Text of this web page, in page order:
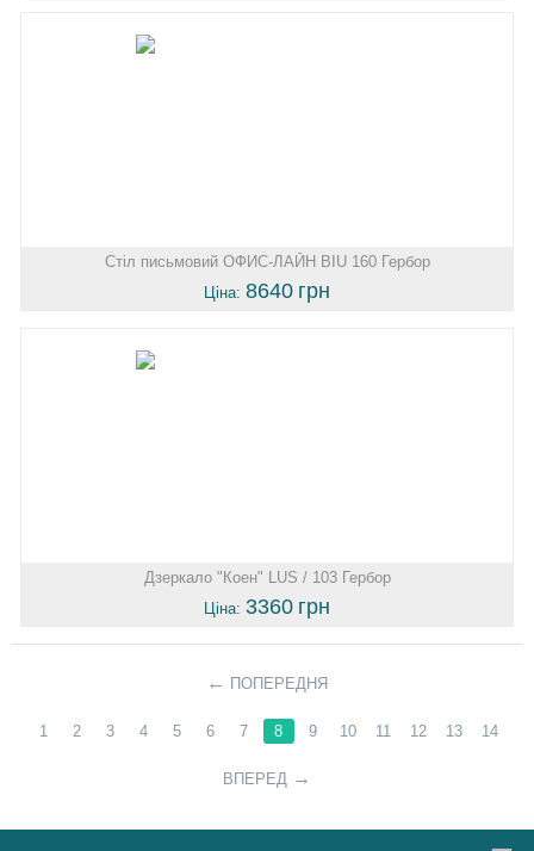
Стіл письмовий ОФИС-ЛАЙН BIU 160 Гербор
Ціна: 8640 грн
Дзеркало "Коен" LUS / 103 Гербор
Ціна: 3360 грн
ПОПЕРЕДНЯ
1 2 3 4 5 6 7 8 9 10 11 12 13 14
ВПЕРЕД